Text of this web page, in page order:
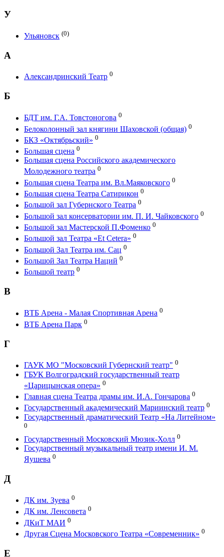
У
Ульяновск (0)
А
Александринский Театр 0
Б
БДТ им. Г.А. Товстоногова 0
Белоколонный зал княгини Шаховской (общая) 0
БКЗ «Октябрьский» 0
Большая сцена 0
Большая сцена Российского академического
Молодежного театра 0
Большая сцена Театра им. Вл.Маяковского 0
Большая сцена Театра Сатирикон 0
Большой зал Губернского Театра 0
Большой зал консерватории им. П. И. Чайковского 0
Большой зал Мастерской П.Фоменко 0
Большой зал Театра «Et Cetera» 0
Большой Зал Театра им. Сац 0
Большой Зал Театра Наций 0
Большой театр 0
В
ВТБ Арена - Малая Спортивная Арена 0
ВТБ Арена Парк 0
Г
ГАУК МО "Московский Губернский театр" 0
ГБУК Волгоградский государственный театр
«Царицынская опера» 0
Главная сцена Театра драмы им. И.А. Гончарова 0
Государственный академический Мариинский театр 0
Государственный драматический Театр «На Литейном»
0
Государственный Московский Мюзик-Холл 0
Государственный музыкальный театр имени И. М.
Яушева 0
Д
ДК им. Зуева 0
ДК им. Ленсовета 0
ДКиТ МАИ 0
Другая Сцена Московского Театра «Современник» 0
Е